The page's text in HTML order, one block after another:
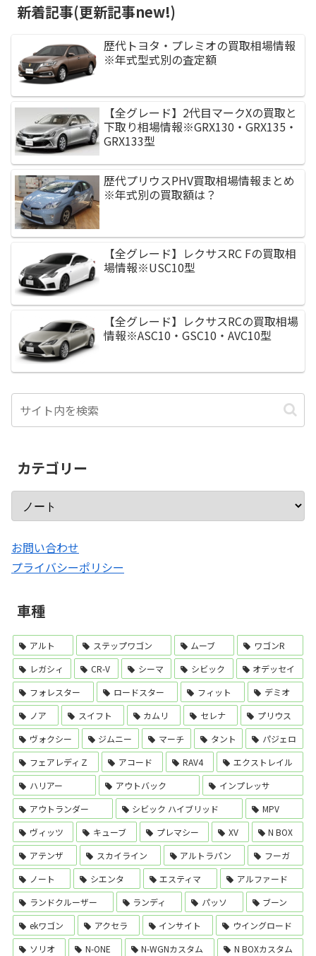
新着記事(更新記事new!)
歴代トヨタ・プレミオの買取相場情報
※年式型式別の査定額
【全グレード】2代目マークXの買取と
下取り相場情報※GRX130・GRX135・
GRX133型
歴代プリウスPHV買取相場情報まとめ
※年式別の買取額は？
【全グレード】レクサスRC Fの買取相
場情報※USC10型
【全グレード】レクサスRCの買取相場
情報※ASC10・GSC10・AVC10型
カテゴリー
お問い合わせ
プライバシーポリシー
車種
アルト ステップワゴン ムーブ
ワゴンR
レガシィ
CR-V シーマ シビック
オデッセイ
フォレスター
ロードスター フィット
デミオ
ノア
スイフト カムリ セレナ
プリウス
ヴォクシー
ジムニー マーチ タント
パジェロ
フェアレディＺ
アコード RAV4
エクストレイル
ハリアー
アウトバック
インプレッサ
アウトランダー
シビック ハイブリッド
MPV
ヴィッツ
キューブ プレマシー XV
N BOX
アテンザ
スカイライン アルトラパン
フーガ
ノート
シエンタ エスティマ
アルファード
ランドクルーザー
ランディ パッソ
ブーン
ekワゴン
アクセラ インサイト
ウイングロード
ソリオ
N-ONE N-WGNカスタム N BOXカスタム